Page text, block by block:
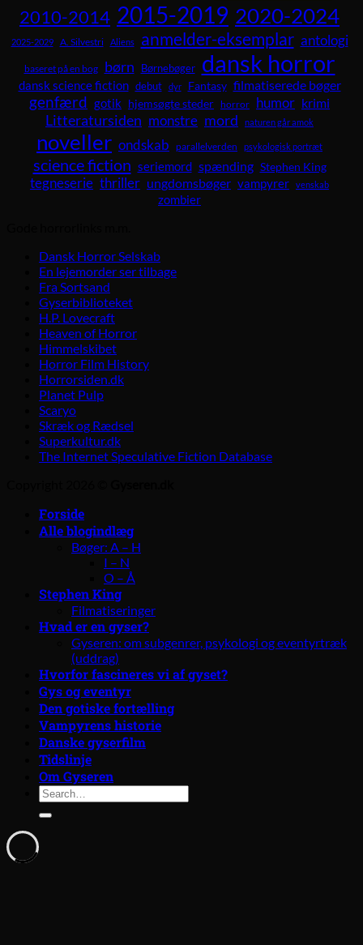
2010-2014 2015-2019 2020-2024
2025-2029 A. Silvestri Aliens anmelder-eksemplar antologi
baseret på en bog børn Børnebøger dansk horror
dansk science fiction debut dyr Fantasy filmatiserede bøger
genfærd gotik hjemsøgte steder horror humor krimi
Litteratursiden monstre mord naturen går amok
noveller ondskab parallelverden psykologisk portræt
science fiction seriemord spænding Stephen King
tegneserie thriller ungdomsbøger vampyrer venskab
zombier
Dansk Horror Selskab
En lejemorder ser tilbage
Fra Sortsand
Gyserbiblioteket
H.P. Lovecraft
Heaven of Horror
Himmelskibet
Horror Film History
Horrorsiden.dk
Planet Pulp
Scaryo
Skræk og Rædsel
Superkultur.dk
The Internet Speculative Fiction Database
Forside
Alle blogindlæg
Bøger: A – H
I – N
O – Å
Stephen King
Filmatiseringer
Hvad er en gyser?
Gyseren: om subgenrer, psykologi og eventyrtræk
(uddrag)
Hvorfor fascineres vi af gyset?
Gys og eventyr
Den gotiske fortælling
Vampyrens historie
Danske gyserfilm
Tidslinje
Om Gyseren